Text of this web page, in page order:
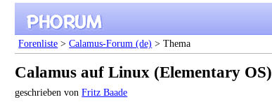
Forenliste >Calamus-Forum (de) > Thema
Calamus auf Linux (Elementary OS)
geschrieben vonFritz Baade